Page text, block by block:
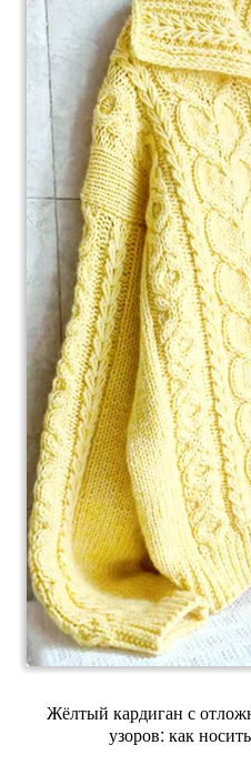
Жёлтый кардиган с
узоров: как